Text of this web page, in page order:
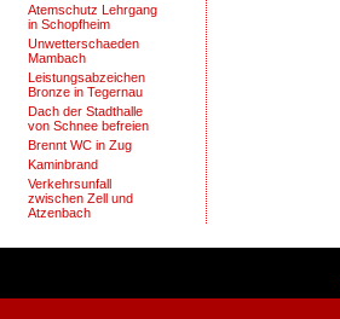
Atemschutz Lehrgang
in Schopfheim
Unwetterschaeden
Mambach
Leistungsabzeichen
Bronze in Tegernau
Dach der Stadthalle
von Schnee befreien
Brennt WC in Zug
Kaminbrand
Verkehrsunfall
zwischen Zell und
Atzenbach